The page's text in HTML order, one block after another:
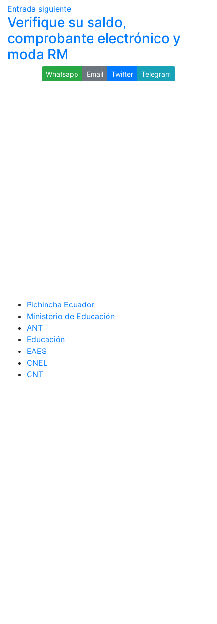
Entrada siguiente
Verifique su saldo,
comprobante electrónico y
moda RM
Whatsapp Email Twitter Telegram
Pichincha Ecuador
Ministerio de Educación
ANT
Educación
EAES
CNEL
CNT